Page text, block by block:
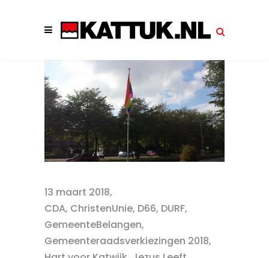
13 maart 2018
CDA, ChristenUnie, D66, DURF,
GemeenteBelangen,
Gemeenteraadsverkiezingen 2018,